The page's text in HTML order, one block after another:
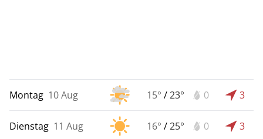
Montag 10 Aug 15° /23° 0 3
Dienstag 11 Aug 16° /25° 0 3